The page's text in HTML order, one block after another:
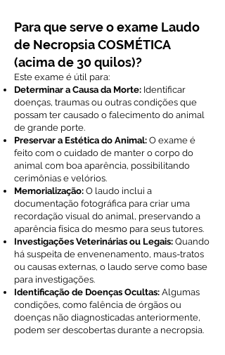
Para que serve o exame Laudo
de Necropsia COSMÉTICA
(acima de 30 quilos)?
Este exame é útil para:
Determinar a Causa da Morte: Identificar
doenças, traumas ou outras condições que
possam ter causado o falecimento do animal
de grande porte.
Preservar a Estética do Animal: O exame é
feito com o cuidado de manter o corpo do
animal com boa aparência, possibilitando
cerimônias e velórios.
Memorialização: O laudo inclui a
documentação fotográfica para criar uma
recordação visual do animal, preservando a
aparência física do mesmo para seus tutores.
Investigações Veterinárias ou Legais: Quando
há suspeita de envenenamento, maus-tratos
ou causas externas, o laudo serve como base
para investigações.
Identificação de Doenças Ocultas: Algumas
condições, como falência de órgãos ou
doenças não diagnosticadas anteriormente,
podem ser descobertas durante a necropsia.